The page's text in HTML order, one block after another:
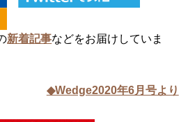
新着記事などをお届けしていま
◆Wedge2020年6月号より